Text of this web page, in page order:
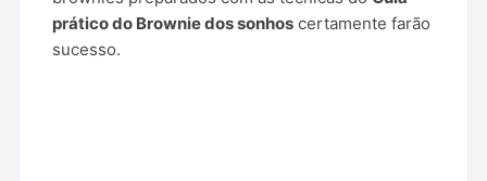
prático do Brownie dos sonhos certamente farão
sucesso.